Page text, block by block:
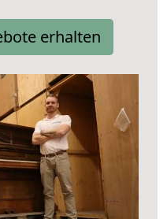
erhalten